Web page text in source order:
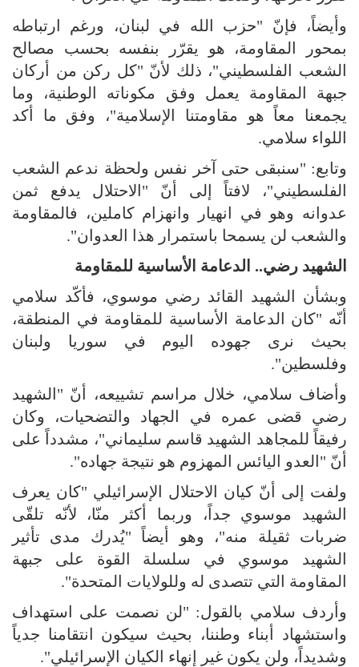
وأيضاً، فإنّ "حزب الله في لبنان، ورغم ارتباطه
بمحور المقاومة، هو يقرّر بنفسه بحسب مصالح
الشعب الفلسطيني"، ذلك لأنّ "كل ركن من أركان
جبهة المقاومة يعمل وفق مكوناته الوطنية، وما
يجمعنا معاً هو مقاومتنا الإسلامية"، وفق ما أكد
اللواء سلامي.
وتابع: "سنبقى حتى آخر نفس ولحظة ندعم الشعب
الفلسطيني"، لافتاً إلى أنّ "الاحتلال يدفع ثمن
عدوانه وهو في انهيار وانهزام كاملين، فالمقاومة
والشعب لن يسمحا باستمرار هذا العدوان".
الشهيد رضي.. الدعامة الأساسية للمقاومة
وبشأن الشهيد القائد رضي موسوي، فأكّد سلامي
أنّه "كان الدعامة الأساسية للمقاومة في المنطقة،
بحيث نرى جهوده اليوم في سوريا ولبنان
وفلسطين".
وأضاف سلامي، خلال مراسم تشييعه، أنّ "الشهيد
رضي قضى عمره في الجهاد والتضحيات، وكان
رفيقاً للمجاهد الشهيد قاسم سليماني"، مشدداً على
أنّ "العدو اليائس المهزوم هو نتيجة جهاده".
ولفت إلى أنّ كيان الاحتلال الإسرائيلي "كان يعرف
الشهيد موسوي جداً، وربما أكثر منّا، لأنّه تلقّى
ضربات ثقيلة منه"، وهو أيضاً "يُدرك مدى تأثير
الشهيد موسوي في سلسلة القوة على جبهة
المقاومة التي تتصدى له وللولايات المتحدة".
وأردف سلامي بالقول: "لن نصمت على استهداف
واستشهاد أبناء وطننا، بحيث سيكون انتقامنا جدياً
وشديداً، ولن يكون غير إنهاء الكيان الإسرائيلي".